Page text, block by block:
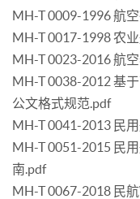
MH-T 0009-1996 航
MH-T 0017-1998 农
MH-T 0023-2016 航
MH-T 0038-2012 基
公文格式规范.pdf
MH-T 0041-2013 民
MH-T 0051-2015 民
南.pdf
MH-T 0067-2018 民